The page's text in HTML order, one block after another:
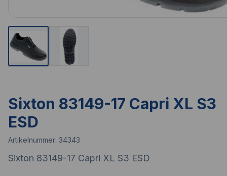
Sixton 83149-17 Capri XL S3
ESD
Artikelnummer: 34343
Sixton 83149-17 Capri XL S3 ESD